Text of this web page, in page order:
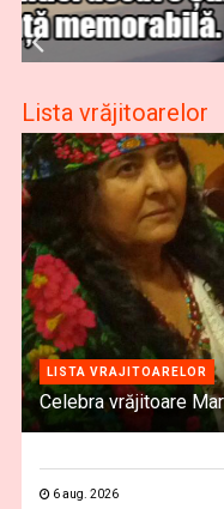
Lista vrăjitoarelor
LISTA VRAJITOARELOR
Celebra vrăjitoare
6 aug. 2026